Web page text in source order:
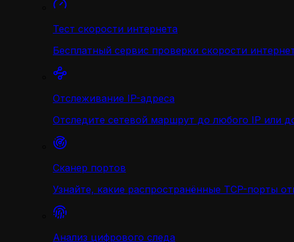
Тест скорости интернета
Бесплатный сервис проверки скорости
Отслеживание IP-адреса
Отследите сетевой маршрут до любого IP или
Сканер портов
Узнайте, какие распространённые TCP-порты
Анализ цифрового следа